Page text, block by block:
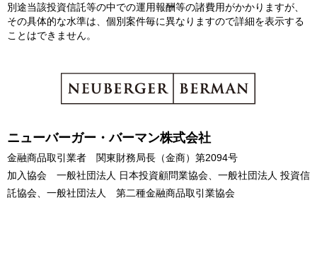
別途当該投資信託等の中での運用報酬等の諸費用がかかりますが、
その具体的な水準は、個別案件毎に異なりますので詳細を表示する
ことはできません。
ニューバーガー・バーマン株式会社
金融商品取引業者 関東財務局長（金商）第2094号
加入協会 一般社団法人 日本投資顧問業協会、一般社団法人 投資信
託協会、一般社団法人 第二種金融商品取引業協会